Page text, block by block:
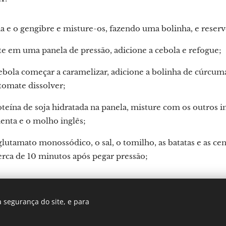
e o gengibre e misture-os, fazendo uma bolinha, e
em uma panela de pressão, adicione a cebola e refogue;
começar a caramelizar, adicione a bolinha de
dissolver;
de soja hidratada na panela, misture com os
e o molho inglês;
monossódico, o sal, o tomilho, as batatas e as
de 10 minutos após pegar pressão;
do site, e para